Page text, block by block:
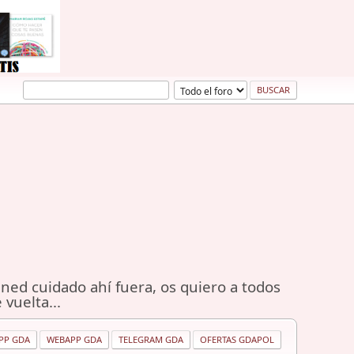
cuidado ahí fuera, os quiero a todos
vuelta...
GDA WEBAPP GDA TELEGRAM GDA OFERTAS GDAPOL